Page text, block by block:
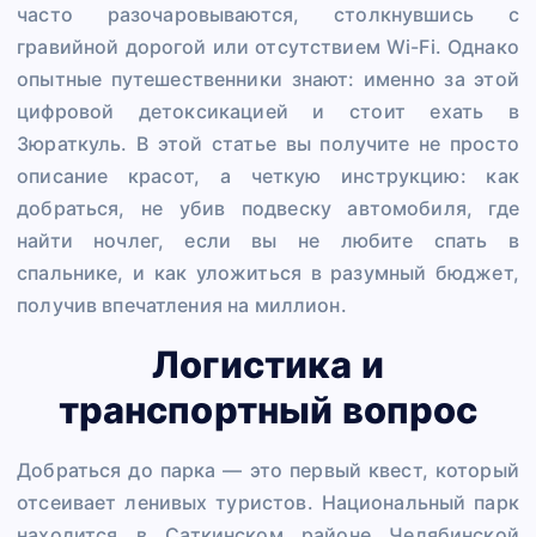
часто разочаровываются, столкнувшись с
гравийной дорогой или отсутствием Wi-Fi. Однако
опытные путешественники знают: именно за этой
цифровой детоксикацией и стоит ехать в
Зюраткуль. В этой статье вы получите не просто
описание красот, а четкую инструкцию: как
добраться, не убив подвеску автомобиля, где
найти ночлег, если вы не любите спать в
спальнике, и как уложиться в разумный бюджет,
получив впечатления на миллион. ️
Логистика и
транспортный вопрос
Добраться до парка — это первый квест, который
отсеивает ленивых туристов. Национальный парк